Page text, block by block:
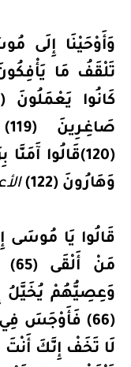
وَأَوْحَيْنَا إِلَى
وَهَارُونَ (122)
قَالُوا يَا مُوسَى
وَعِصِيُّهُمْ يُخَيَّلُ